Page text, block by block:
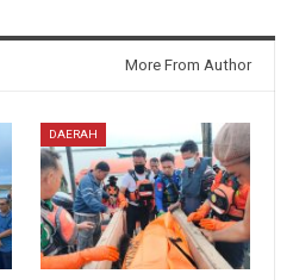
More From Author
DAERAH